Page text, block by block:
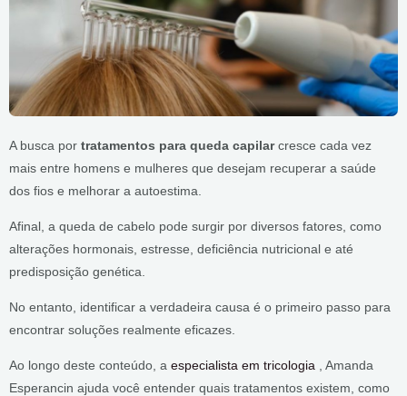
A busca por tratamentos para queda capilarcresce cada vez
mais entre homens e mulheres que desejam recuperar a saúde
dos fios e melhorar a autoestima.
Afinal, a queda de cabelo pode surgir por diversos fatores, como
alterações hormonais, estresse, deficiência nutricional e até
predisposição genética.
No entanto, identificar a verdadeira causa é o primeiro passo para
encontrar soluções realmente eficazes.
Ao longo deste conteúdo, a especialista em tricologia , Amanda
Esperancin ajuda você entender quais tratamentos existem, como